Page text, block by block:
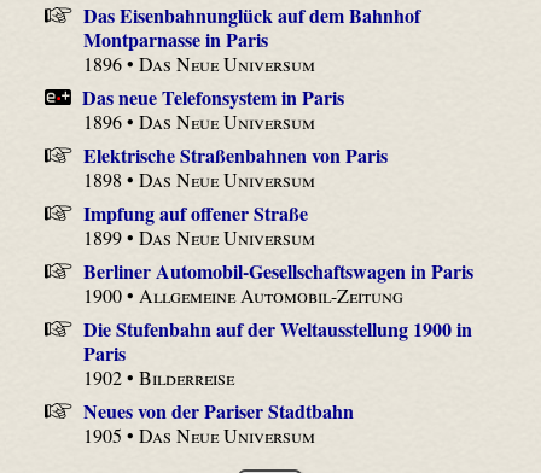
Das Eisenbahnunglück auf dem Bahnhof
Montparnasse in Paris
1896 •Das Neue Universum
Das neue Telefonsystem in Paris
1896 •Das Neue Universum
Elektrische Straßenbahnen von Paris
1898 •Das Neue Universum
Impfung auf offener Straße
1899 •Das Neue Universum
Berliner Automobil-Gesellschaftswagen in Paris
1900 •Allgemeine Automobil-Zeitung
Die Stufenbahn auf der Weltausstellung 1900 in
Paris
1902 •Bilderreise
Neues von der Pariser Stadtbahn
1905 •Das Neue Universum